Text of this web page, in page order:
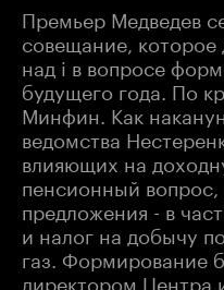
Премьер Медведев
совещание, которое
над i в вопросе
будущего года. По
Минфин. Как
ведомства
влияющих на
пенсионный
предложения - в
и налог на добычу
газ. Формирование
директором Центра